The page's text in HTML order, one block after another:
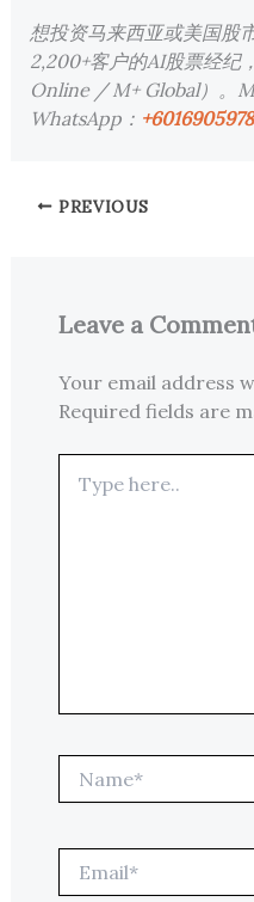
想投资马来西亚或美国股
2,200+客户的AI股票经纪
Online / M+ Global）。
WhatsApp：
PREVIOUS
Leave a
Your email address
Required fields are
here..